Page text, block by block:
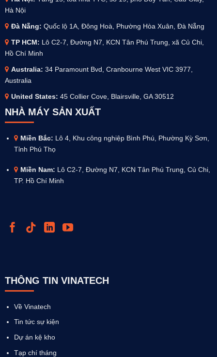
Hà Nội
Đà Nẵng: Quốc lộ 1A, Đông Hoà, Phường Hòa Xuân, Đà Nẵng
TP HCM: Lô C2-7, Đường N7, KCN Tân Phú Trung, xã Củ Chi,
Hồ Chí Minh
Australia: 34 Paramount Bvd, Cranbourne West VIC 3977,
Australia
United States: 45 Collier Cove, Blairsville, GA 30512
NHÀ MÁY SẢN XUẤT
Miền Bắc: Lô 4, Khu công nghiệp Bình Phú, Phường Kỳ Sơn,
Tỉnh Phú Thọ
Miền Nam: Lô C2-7, Đường N7, KCN Tân Phú Trung, Củ Chi,
TP. Hồ Chí Minh
THÔNG TIN VINATECH
Về Vinatech
Tin tức sự kiện
Dự án kệ kho
Tạp chí tháng